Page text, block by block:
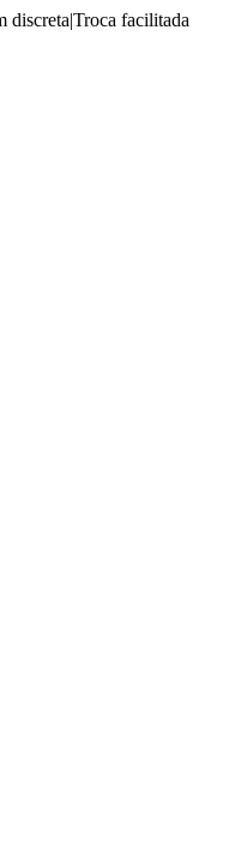
discreta|Troca facilitada